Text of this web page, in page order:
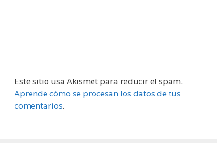
Este sitio usa Akismet para reducir el spam.
Aprende cómo se procesan los datos de tus
comentarios.